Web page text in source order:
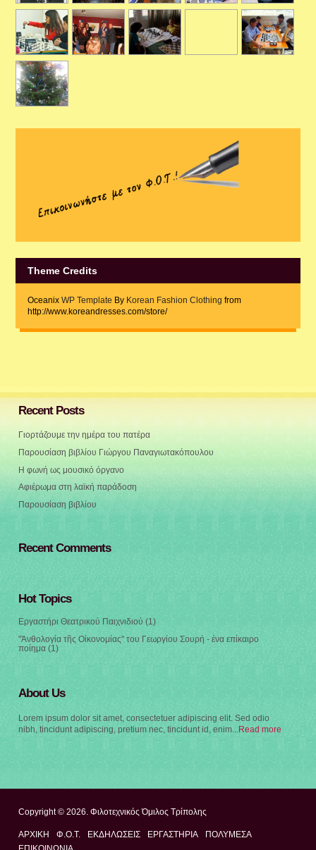
Theme Credits
Oceanix WP Template By Korean Fashion Clothing from
http://www.koreandresses.com/store/
Recent Posts
Γιορτάζουμε την ημέρα του πατέρα
Παρουσίαση βιβλίου Γιώργου Παναγιωτακόπουλου
Η φωνή ως μουσικό όργανο
Αφιέρωμα στη λαϊκή παράδοση
Παρουσίαση βιβλίου
Recent Comments
Hot Topics
Εργαστήρι Θεατρικού Παιχνιδιού (1)
"Ἀνθολογία τῆς Οἰκονομίας" του Γεωργίου Σουρή - ένα επίκαιρο
ποίημα (1)
About Us
Lorem ipsum dolor sit amet, consectetuer adipiscing elit. Sed odio
nibh, tincidunt adipiscing, pretium nec, tincidunt id, enim...
Read more
Copyright © 2026. Φιλοτεχνικός Όμιλος Τρίπολης
ΑΡΧΙΚΉ Φ.Ο.Τ. ΕΚΔΗΛΩΣΕΙΣ ΕΡΓΑΣΤΗΡΙΑ
ΠΟΛΥΜΈΣΑ